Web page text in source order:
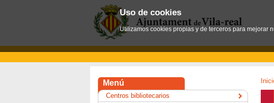
Menú
Centros bibliotecarios
Uso de cookies
Utilizamos cookies propias y de terceros para mejorar